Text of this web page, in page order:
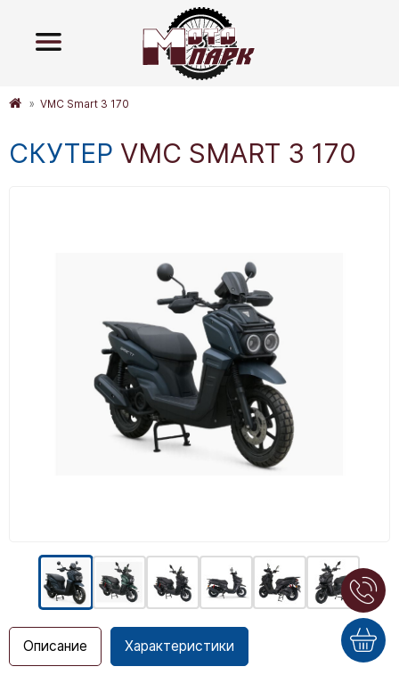
VMC Smart 3 170
СКУТЕР VMC SMART 3 170
Описание Характеристики